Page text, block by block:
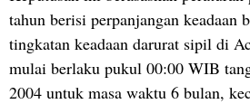
tahun berisi perpanjangan keadaan
tingkatan keadaan darurat sipil di
mulai berlaku pukul 00:00 WIB
2004 untuk masa waktu 6 bulan,